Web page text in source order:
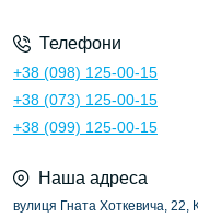
Телефони
+38 (098) 125-00-15
+38 (073) 125-00-15
+38 (099) 125-00-15
Наша адреса
вулиця Гната Хоткевича, 22,